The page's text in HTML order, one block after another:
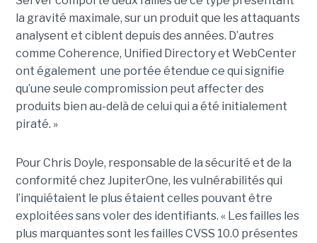
la gravité maximale, sur un produit que les attaquants
analysent et ciblent depuis des années. D’autres
comme Coherence, Unified Directory et WebCenter
ont également une portée étendue ce qui signifie
qu’une seule compromission peut affecter des
produits bien au-delà de celui qui a été initialement
piraté. »
Pour Chris Doyle, responsable de la sécurité et de la
conformité chez JupiterOne, les vulnérabilités qui
l’inquiétaient le plus étaient celles pouvant être
exploitées sans voler des identifiants. « Les failles les
plus marquantes sont les failles CVSS 10.0 présentes